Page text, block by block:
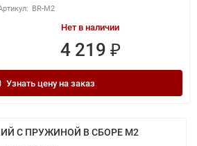
BR-M2
Нет в наличии
4 219 ₽
Узнать цену на заказ
С ПРУЖИНОЙ В СБОРЕ M2